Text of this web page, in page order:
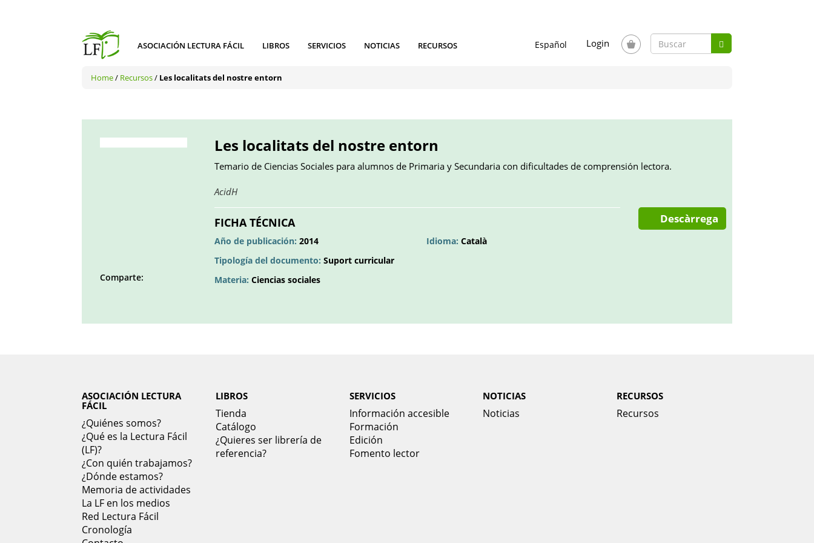
ASOCIACIÓN LECTURA FÁCIL LIBROS SERVICIOS NOTICIAS RECURSOS Login
FormularioBusca
Home/ Recursos/ Les localitats del nostre entorn
Comparte:
Les localitats del nostre entorn
Temario de Ciencias Sociales para alumnos de Primaria y Secundaria con dificultades de comprensión lectora.
AcidHObre
en
una
nova
FICHA TÉCNICA
Año de publicación: 2014
Tipología del documento: Suport curricular
Materia: Ciencias sociales
Idioma: Català
Descàrrega
ASOCIACIÓN LECTURA
FÁCIL
¿Quiénes somos?
¿Qué es la Lectura Fácil
(LF)?
¿Con quién trabajamos?
¿Dónde estamos?
Memoria de actividades
La LF en los medios
Red Lectura Fácil
Cronología
LIBROS
Tienda
Catálogo
¿Quieres ser librería de
referencia?
SERVICIOS
Información accesible
Formación
Edición
Fomento lector
NOTICIAS
Noticias
RECURSOS
Recursos